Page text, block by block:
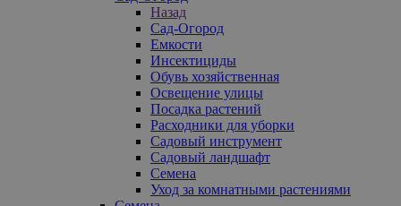
Назад
Сад-Огород
Емкости
Инсектициды
Обувь хозяйственная
Освещение улицы
Посадка растений
Расходники для уборки
Садовый инструмент
Садовый ландшафт
Семена
Уход за комнатными растениями